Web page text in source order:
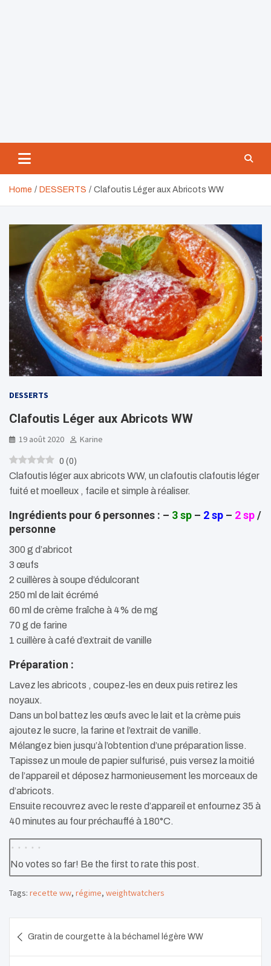
Home DESSERTS Clafoutis Léger aux Abricots WW
DESSERTS
Clafoutis Léger aux Abricots WW
19 août 2020 Karine
0 (0)
Clafoutis léger aux abricots WW, un clafoutis clafoutis léger
fuité et moelleux , facile et simple à réaliser.
Ingrédients pour 6 personnes : – 3 sp – 2 sp – 2 sp/
personne
300 g d’abricot
3 œufs
2 cuillères à soupe d’édulcorant
250 ml de lait écrémé
60 ml de crème fraîche à 4% de mg
70 g de farine
1 cuillère à café d’extrait de vanille
Préparation :
Lavez les abricots , coupez-les en deux puis retirez les
noyaux.
Dans un bol battez les œufs avec le lait et la crème puis
ajoutez le sucre, la farine et l’extrait de vanille.
Mélangez bien jusqu’à l’obtention d’une préparation lisse.
Tapissez un moule de papier sulfurisé, puis versez la moitié
de l’appareil et déposez harmonieusement les morceaux de
d’abricots.
Ensuite recouvrez avec le reste d’appareil et enfournez 35 à
40 minutes au four préchauffé à 180°C.
No votes so far! Be the first to rate this post.
Tags: recette ww, régime, weightwatchers
de
Gratin de courgette à la béchamel légère WW